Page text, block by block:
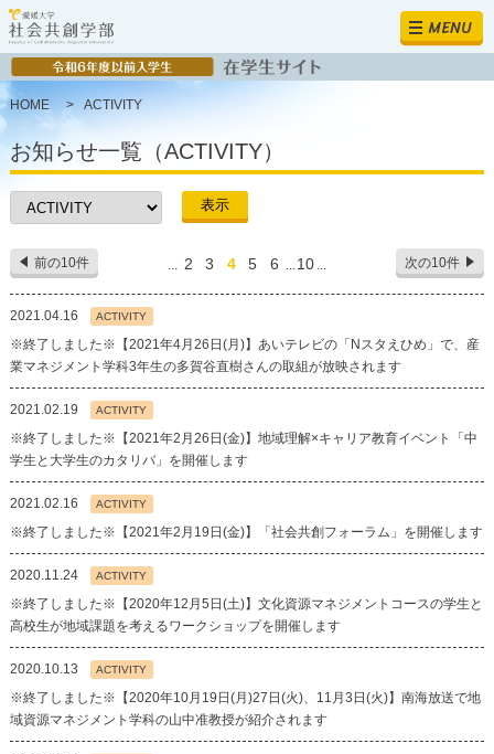
MENU
HOME > ACTIVITY
お知らせ一覧（ACTIVITY）
前の10件 ... 2 3 4 5 6 ...10 ... 次の10件
2021.04.16 ACTIVITY
※終了しました※【2021年4月26日(月)】あいテレビの「Nスタえひめ」で、産
業マネジメント学科3年生の多賀谷直樹さんの取組が放映されます
2021.02.19 ACTIVITY
※終了しました※【2021年2月26日(金)】地域理解×キャリア教育イベント「中
学生と大学生のカタリバ」を開催します
2021.02.16 ACTIVITY
※終了しました※【2021年2月19日(金)】「社会共創フォーラム」を開催します
2020.11.24 ACTIVITY
※終了しました※【2020年12月5日(土)】文化資源マネジメントコースの学生と
高校生が地域課題を考えるワークショップを開催します
2020.10.13 ACTIVITY
※終了しました※【2020年10月19日(月)27日(火)、11月3日(火)】南海放送で地
域資源マネジメント学科の山中准教授が紹介されます